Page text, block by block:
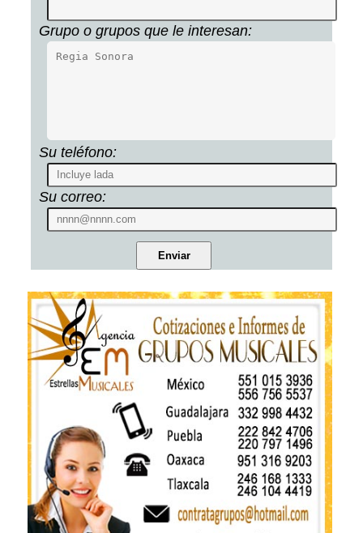
Grupo o grupos que le interesan:
Su teléfono:
Su correo: